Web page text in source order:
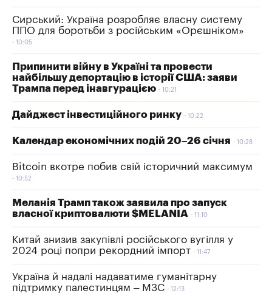
Сирський: Україна розробляє власну систему
ППО для боротьби з російським «Орєшніком»
10:05
Припинити війну в Україні та провести
найбільшу депортацію в історії США: заяви
Трампа перед інавгурацією
10:21
Дайджест інвестиційного ринку 10:22
Календар економічних подій 20–26 січня 10:28
Bitcoin вкотре побив свій історичний максимум
10:52
Меланія Трамп також заявила про запуск
власної криптовалюти $MELANIA
11:10
Китай знизив закупівлі російського вугілля у
2024 році попри рекордний імпорт
11:47
Україна й надалі надаватиме гуманітарну
підтримку палестинцям – МЗС
12:13